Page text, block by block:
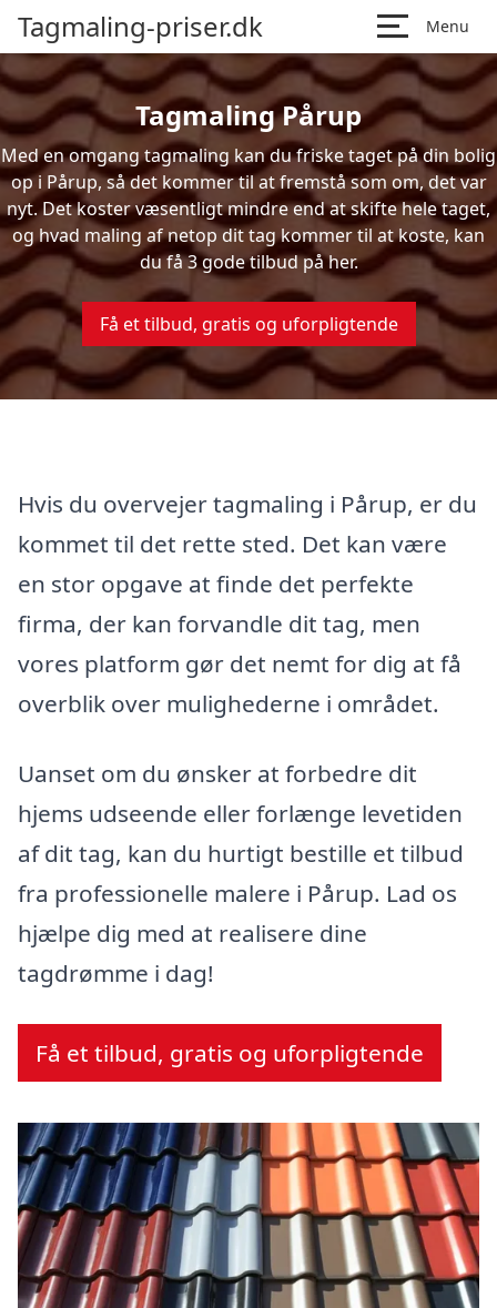
Tagmaling-priser.dk Menu
Tagmaling Pårup
Med en omgang tagmaling kan du friske taget på din bolig
op i Pårup, så det kommer til at fremstå som om, det var
nyt. Det koster væsentligt mindre end at skifte hele taget,
og hvad maling af netop dit tag kommer til at koste, kan
du få 3 gode tilbud på her.
Få et tilbud, gratis og uforpligtende
Hvis du overvejer tagmaling i Pårup, er du
kommet til det rette sted. Det kan være
en stor opgave at finde det perfekte
firma, der kan forvandle dit tag, men
vores platform gør det nemt for dig at få
overblik over mulighederne i området.
Uanset om du ønsker at forbedre dit
hjems udseende eller forlænge levetiden
af dit tag, kan du hurtigt bestille et tilbud
fra professionelle malere i Pårup. Lad os
hjælpe dig med at realisere dine
tagdrømme i dag!
Få et tilbud, gratis og uforpligtende